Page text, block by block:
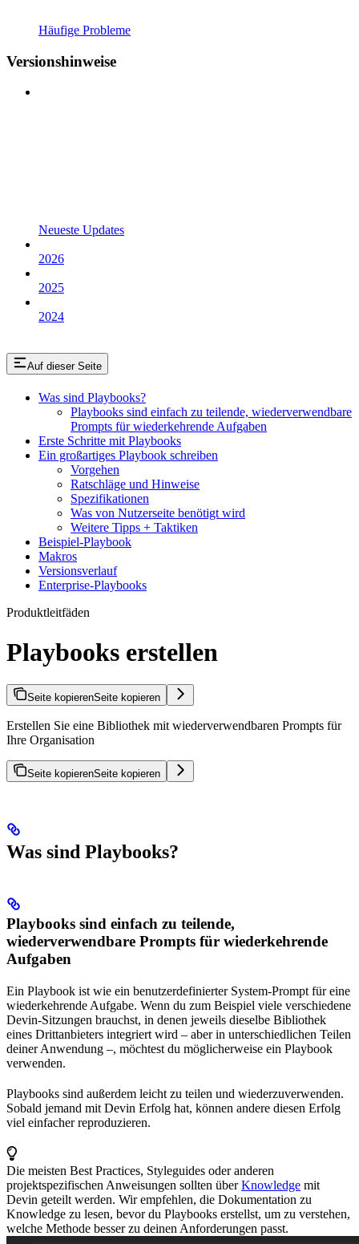
Häufige Probleme
Versionshinweise
Neueste Updates
2026
2025
2024
Auf dieser Seite
Was sind Playbooks?
Playbooks sind einfach zu teilende, wiederverwendbare
Prompts für wiederkehrende Aufgaben
Erste Schritte mit Playbooks
Ein großartiges Playbook schreiben
Vorgehen
Ratschläge und Hinweise
Spezifikationen
Was von Nutzerseite benötigt wird
Weitere Tipps + Taktiken
Beispiel-Playbook
Makros
Versionsverlauf
Enterprise-Playbooks
Produktleitfäden
Playbooks erstellen
Seite kopierenSeite kopieren
Erstellen Sie eine Bibliothek mit wiederverwendbaren Prompts für
Ihre Organisation
Seite kopierenSeite kopieren
Was sind Playbooks?
Playbooks sind einfach zu teilende,
wiederverwendbare Prompts für wiederkehrende
Aufgaben
Ein Playbook ist wie ein benutzerdefinierter System-Prompt für eine
wiederkehrende Aufgabe. Wenn du zum Beispiel viele verschiedene
Devin-Sitzungen brauchst, in denen jeweils dieselbe Bibliothek
eines Drittanbieters integriert wird – aber in unterschiedlichen Teilen
deiner Anwendung –, möchtest du möglicherweise ein Playbook
verwenden.
Playbooks sind außerdem leicht zu teilen und wiederzuverwenden.
Sobald jemand mit Devin Erfolg hat, können andere diesen Erfolg
viel einfacher reproduzieren.
Die meisten Best Practices, Styleguides oder anderen
projektspezifischen Anweisungen sollten überKnowledge mit
Devin geteilt werden. Wir empfehlen, die Dokumentation zu
Knowledge zu lesen, bevor du Playbooks erstellst, um zu verstehen,
welche Methode besser zu deinen Anforderungen passt.